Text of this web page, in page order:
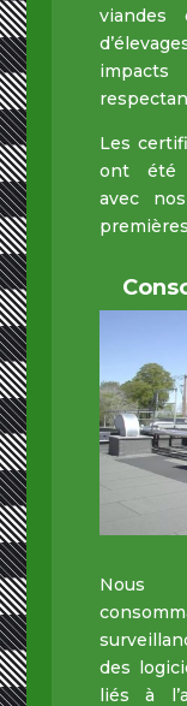
viandes
Les
ont été
avec
Nous
des
liés à